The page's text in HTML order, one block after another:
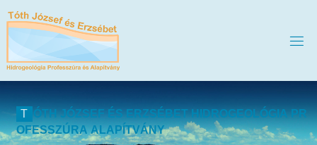
T ÓT H J ÓZS E F ÉS E RZSÉ BET H DROG EOLÓG A P R
OFESSZÚ RA ALAPÍTVÁNY